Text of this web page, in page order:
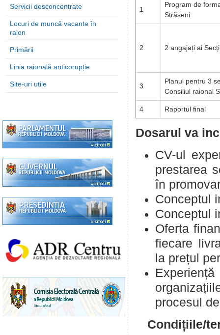
Servicii desconcentrate
Locuri de muncă vacante în
raion
Primării
Linia raională anticorupție
Site-uri utile
1
Program de
Strășeni
2 2 angajați ai
3
Planul pentru 3
Consiliul raional
4 Raportul final
Dosarul va
CV-ul
prestarea
în
Conceptul
Conceptul
Oferta
fiecare
la prețul
procesul
Condițiile/